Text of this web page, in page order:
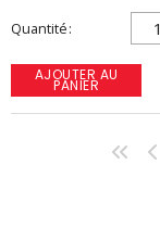
Quantité
AJOUTER AU
PANIER